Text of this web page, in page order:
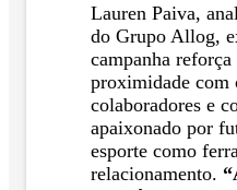
Lauren Paiva,
do Grupo Allog,
campanha
proximidade com
colaboradores e
apaixonado por
esporte como
relacionamento.